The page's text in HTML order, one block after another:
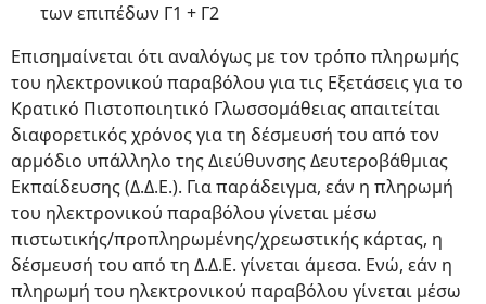
των επιπέδων Γ1 + Γ2
Επισημαίνεται ότι αναλόγως με τον τρόπο πληρωμής
του ηλεκτρονικού παραβόλου για τις Εξετάσεις για το
Κρατικό Πιστοποιητικό Γλωσσομάθειας απαιτείται
διαφορετικός χρόνος για τη δέσμευσή του από τον
αρμόδιο υπάλληλο της Διεύθυνσης Δευτεροβάθμιας
Εκπαίδευσης (Δ.Δ.Ε.). Για παράδειγμα, εάν η πληρωμή
του ηλεκτρονικού παραβόλου γίνεται μέσω
πιστωτικής/προπληρωμένης/χρεωστικής κάρτας, η
δέσμευσή του από τη Δ.Δ.Ε. γίνεται άμεσα. Ενώ, εάν η
πληρωμή του ηλεκτρονικού παραβόλου γίνεται μέσω